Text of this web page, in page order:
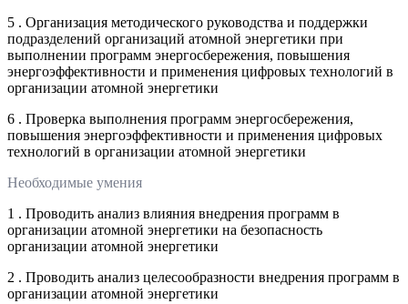
5 . Организация методического руководства и поддержки
подразделений организаций атомной энергетики при
выполнении программ энергосбережения, повышения
энергоэффективности и применения цифровых технологий в
организации атомной энергетики
6 . Проверка выполнения программ энергосбережения,
повышения энергоэффективности и применения цифровых
технологий в организации атомной энергетики
Необходимые умения
1 . Проводить анализ влияния внедрения программ в
организации атомной энергетики на безопасность
организации атомной энергетики
2 . Проводить анализ целесообразности внедрения программ в
организации атомной энергетики